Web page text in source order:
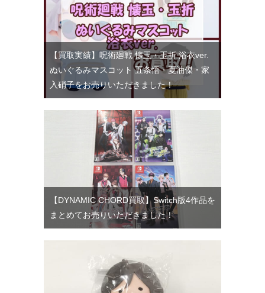
【買取実績】呪術廻戦 懐玉・玉折 浴衣ver.
ぬいぐるみマスコット 五条悟・夏油傑・家
入硝子をお売りいただきました！
【DYNAMIC CHORD買取】Switch版4作品を
まとめてお売りいただきました！